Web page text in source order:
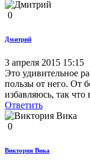
0
Дмитрий
3 апреля 2015 15:15
Это удивительное
пользы от него. От
избавляюсь, так что
Ответить
0
Виктория Вика